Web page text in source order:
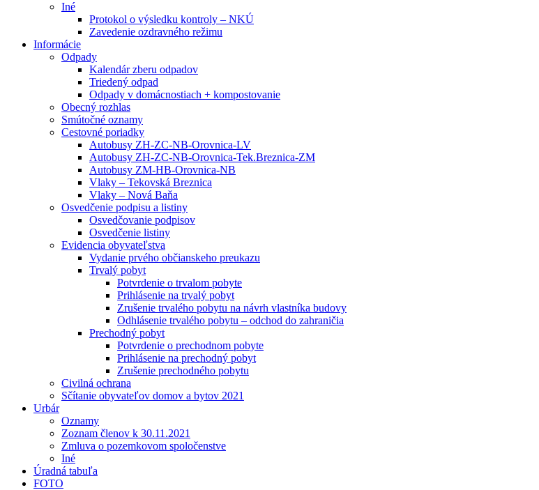
Iné
Protokol o výsledku kontroly – NKÚ
Zavedenie ozdravného režimu
Informácie
Odpady
Kalendár zberu odpadov
Triedený odpad
Odpady v domácnostiach + kompostovanie
Obecný rozhlas
Smútočné oznamy
Cestovné poriadky
Autobusy ZH-ZC-NB-Orovnica-LV
Autobusy ZH-ZC-NB-Orovnica-Tek.Breznica-ZM
Autobusy ZM-HB-Orovnica-NB
Vlaky – Tekovská Breznica
Vlaky – Nová Baňa
Osvedčenie podpisu a listiny
Osvedčovanie podpisov
Osvedčenie listiny
Evidencia obyvateľstva
Vydanie prvého občianskeho preukazu
Trvalý pobyt
Potvrdenie o trvalom pobyte
Prihlásenie na trvalý pobyt
Zrušenie trvalého pobytu na návrh vlastníka budovy
Odhlásenie trvalého pobytu – odchod do zahraničia
Prechodný pobyt
Potvrdenie o prechodnom pobyte
Prihlásenie na prechodný pobyt
Zrušenie prechodného pobytu
Civilná ochrana
Sčítanie obyvateľov domov a bytov 2021
Urbár
Oznamy
Zoznam členov k 30.11.2021
Zmluva o pozemkovom spoločenstve
Iné
Úradná tabuľa
FOTO